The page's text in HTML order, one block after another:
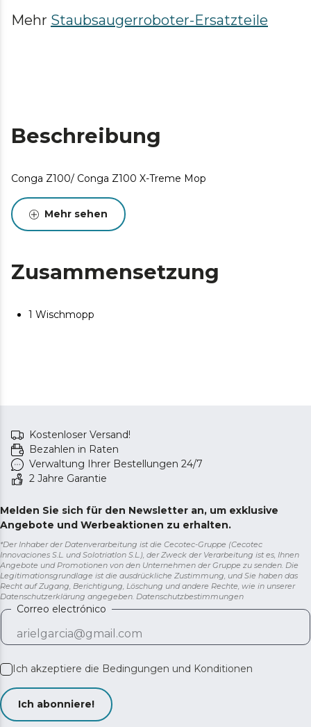
Mehr Staubsaugerroboter-Ersatzteile
Beschreibung
Conga Z100/ Conga Z100 X-Treme Mop
Mehr sehen
Zusammensetzung
1 Wischmopp
Kostenloser Versand!
Bezahlen in Raten
Verwaltung Ihrer Bestellungen 24/7
2 Jahre Garantie
Melden Sie sich für den Newsletter an, um exklusive
Angebote und Werbeaktionen zu erhalten.
*Der Inhaber der Datenverarbeitung ist die Cecotec-Gruppe (Cecotec
Innovaciones S.L. und Solotriatlon S.L.), der Zweck der Verarbeitung ist es, Ihnen
Angebote und Promotionen von den Unternehmen der Gruppe zu senden. Die
Legitimationsgrundlage ist die ausdrückliche Zustimmung, und Sie haben das
Recht auf Zugang, Berichtigung, Löschung und andere Rechte, wie in unserer
Datenschutzerklärung angegeben. Datenschutzbestimmungen
Correo electrónico
Ich akzeptiere die Bedingungen und Konditionen
Ich abonniere!